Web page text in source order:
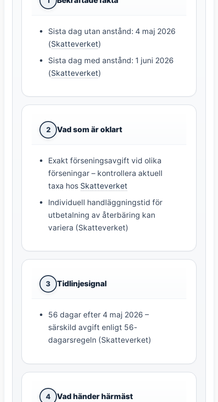
Sista dag utan anstånd: 4 maj 2026
(Skatteverket)
Sista dag med anstånd: 1 juni 2026
(Skatteverket)
2 Vad som är oklart
Exakt förseningsavgift vid olika
förseningar – kontrollera aktuell
taxa hos Skatteverket
Individuell handläggningstid för
utbetalning av återbäring kan
variera (Skatteverket)
3 Tidlinjesignal
56 dagar efter 4 maj 2026 –
särskild avgift enligt 56-
dagarsregeln (Skatteverket)
4 Vad händer härmäst